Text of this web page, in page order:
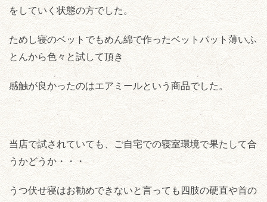
をしていく状態の方でした。
ためし寝のベットでもめん綿で作ったベットパット薄いふ
とんから色々と試して頂き
感触が良かったのはエアミールという商品でした。
当店で試されていても、ご自宅での寝室環境で果たして合
うかどうか・・・
うつ伏せ寝はお勧めできないと言っても四肢の硬直や首の